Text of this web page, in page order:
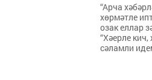
“Арча
хөрмәтле
озак еллар
“Хәерле
сәламли